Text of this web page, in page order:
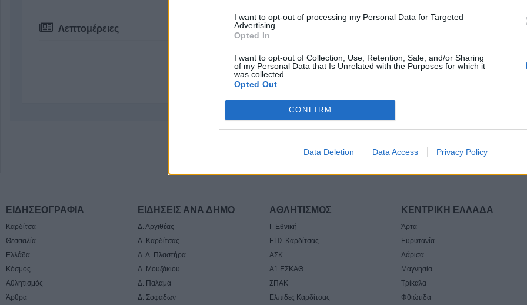
I want to opt-out of processing my Personal Data for Targeted
Advertising.
Opted In
I want to opt-out of Collection, Use, Retention, Sale, and/or Sharing
of my Personal Data that Is Unrelated with the Purposes for which it
was collected.
Opted Out
CONFIRM
Data Deletion Data Access Privacy Policy
Λεπτομέρειες
“Ciao espresso
Με την πλάτη
Πλήρως
Καρδίτσας,
Γερμανία –
ΕΙΔΗΣΕΟΓΡΑΦΙΑ
Καρδίτσα
Θεσσαλία
Ελλάδα
Κόσμος
Αθλητισμός
Άρθρα
ΕΙΔΗΣΕΙΣ ΑΝΑ ΔΗΜΟ
Δ. Αργιθέας
Δ. Καρδίτσας
Δ. Λ. Πλαστήρα
Δ. Μουζάκιου
Δ. Παλαμά
Δ. Σοφάδων
ΑΘΛΗΤΙΣΜΟΣ
Γ Εθνική
ΕΠΣ Καρδίτσας
ΑΣΚ
Α1 ΕΣΚΑΘ
ΣΠΑΚ
Ελπίδες Καρδίτσας
ΚΕΝΤΡΙΚΗ ΕΛΛΑΔΑ
Άρτα
Ευρυτανία
Λάρισα
Μαγνησία
Τρίκαλα
Φθιώτιδα